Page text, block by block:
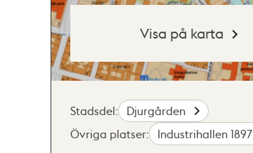
Visa på karta
Stadsdel:
Djurgården
Övriga platser:
Industrihallen 1897